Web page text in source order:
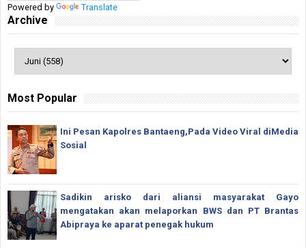
Powered by Translate
Archive
Most Popular
Ini Pesan Kapolres Bantaeng,Pada Video Viral diMedia
Sosial
Sadikin arisko dari aliansi masyarakat Gayo
mengatakan akan melaporkan BWS dan PT Brantas
Abipraya ke aparat penegak hukum